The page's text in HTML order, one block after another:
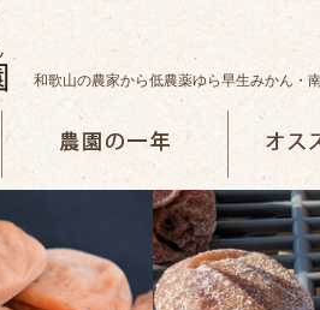
和歌山の農家から低農薬ゆら早生みかん・
農園の一年 オススメ